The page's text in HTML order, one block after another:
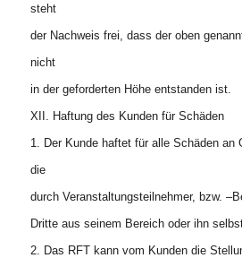
steht
der Nachweis frei, dass der oben
nicht
in der geforderten Höhe entstanden ist.
XII. Haftung des Kunden für Schäden
1. Der Kunde haftet für alle Schäden an
die
durch Veranstaltungsteilnehmer, bzw.
Dritte aus seinem Bereich oder ihn
2. Das RFT kann vom Kunden die